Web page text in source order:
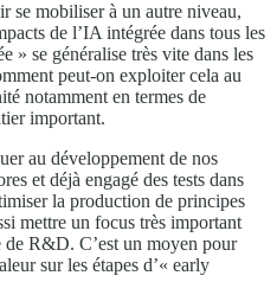
se mobiliser à un autre niveau,
de l’IA intégrée dans tous les
» se généralise très vite dans les
peut-on exploiter cela au
notamment en termes de
important.
au développement de nos
et déjà engagé des tests dans
la production de principes
mettre un focus très important
de R&D. C’est un moyen pour
sur les étapes d’« early